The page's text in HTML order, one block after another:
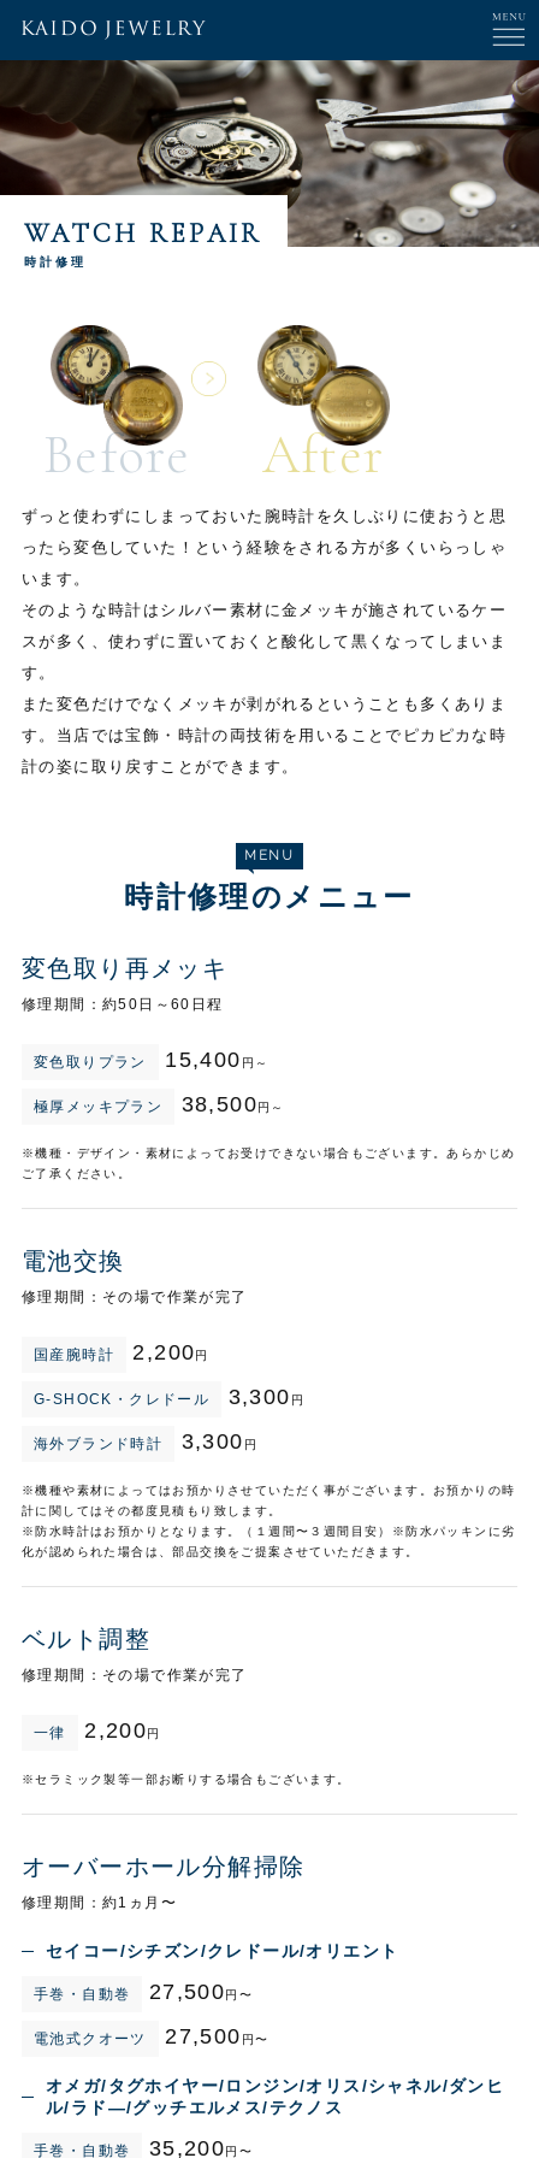
WATCH REPAIR
時計修理
Before After
ずっと使わずにしまっておいた腕時計を久しぶりに使おうと思
ったら変色していた！という経験をされる方が多くいらっしゃ
います。
そのような時計はシルバー素材に金メッキが施されているケー
スが多く、使わずに置いておくと酸化して黒くなってしまいま
す。
また変色だけでなくメッキが剥がれるということも多くありま
す。当店では宝飾・時計の両技術を用いることでピカピカな時
計の姿に取り戻すことができます。
MENU
時計修理のメニュー
変色取り 再メッキ
修理期間：約50日～60日程
変色取りプラン 15,400 円～
極厚メッキプラン 38,500円～
※機種・デザイン・素材によってお受けできない場合もございます。あらかじめ
ご了承ください。
電池交換
修理期間：その場で作業が完了
国産腕時計 2,200円
G-SHOCK・クレドール 3,300 円
海外ブランド時計 3,300 円
※機種や素材によってはお預かりさせていただく事がございます。お預かりの時
計に関してはその都度見積もり致します。
※防水時計はお預かりとなります。（１週間〜３週間目安）※防水パッキンに劣
化が認められた場合は、部品交換をご提案させていただきます。
ベルト調整
修理期間：その場で作業が完了
一律 2,200円
※セラミック製等一部お断りする場合もございます。
オーバーホール分解掃除
修理期間：約1ヵ月〜
セイコー/シチズン/クレドール/オリエント
手巻・自動巻 27,500円〜
電池式クオーツ 27,500 円〜
オメガ/タグホイヤー/ロンジン/オリス/シャネル/ダンヒ
ル/ラド―/グッチエルメス/テクノス
手巻・自動巻 35,200円〜